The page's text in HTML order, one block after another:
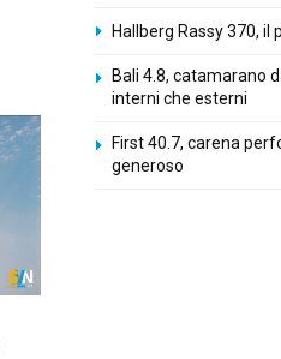
Hallberg Rassy 370, il
Bali 4.8, catamarano
interni che esterni
First 40.7, carena
generoso